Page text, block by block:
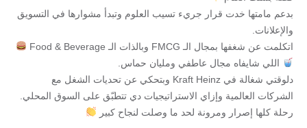
بدعم مامتها خدت قرار جريء تسيب العلوم وتبدأ مشوارها في التسويق
والإعلانات.
اتكلمت عن شغفها بمجال الـ FMCG وبالذات الـ Food & Beverage
اللي شايفاه مجال عاطفي ومليان حماس.
دلوقتي شغالة في Kraft Heinz وبتحكي عن تحديات الشغل مع
الشركات العالمية وإزاي الاستراتيجيات دي تتطبّق على السوق المحلي.
رحلة كلها إصرار ومرونة لحد ما وصلت لنجاح كبير